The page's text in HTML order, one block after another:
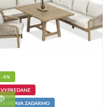
-4%
VYPREDANÉ
DOPRAVA ZADARMO